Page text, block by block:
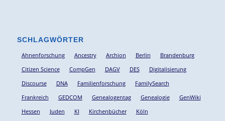
SCHLAGWÖRTER
Ahnenforschung Ancestry Archion Berlin
Brandenburg
Citizen Science
CompGen DAGV DES
Digitalisierung
Discourse
DNA Familienforschung
FamilySearch
Frankreich
GEDCOM Genealogentag Genealogie
GenWiki
Hessen
Juden KI Kirchenbücher
Köln